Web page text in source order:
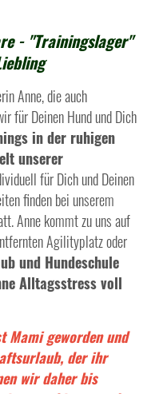
- "Trainingslager"
Anne, die auch
für Deinen Hund und Dich
in der ruhigen
unserer
für Dich und Deinen
finden bei unserem
Anne kommt zu uns auf
Agilityplatz oder
und Hundeschule
Alltagsstress voll
Mami geworden und
der ihr
wir daher bis